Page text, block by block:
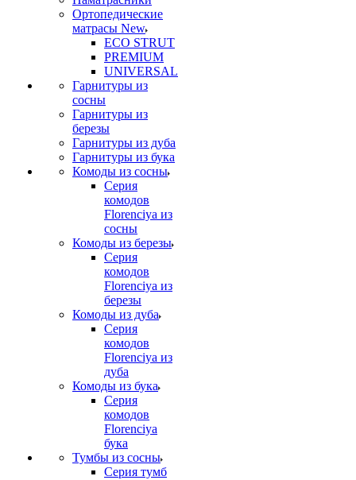
Ортопедические
матрасы New
ECO STRUT
PREMIUM
UNIVERSAL
Гарнитуры из
сосны
Гарнитуры из
березы
Гарнитуры из дуба
Гарнитуры из бука
Комоды из сосны
Серия
комодов
Florenciya из
сосны
Комоды из березы
Серия
комодов
Florenciya из
березы
Комоды из дуба
Серия
комодов
Florenciya из
дуба
Комоды из бука
Серия
комодов
Florenciya
бука
Тумбы из сосны
Серия тумб